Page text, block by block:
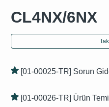
CL4NX/6NX
[01-00025-TR] Sorun
[01-00026-TR] Ürün